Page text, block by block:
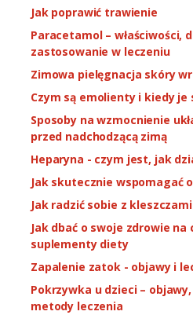
Jak poprawić trawienie
Paracetamol – właściwości,
zastosowanie w leczeniu
Zimowa pielęgnacja skóry
Czym są emolienty i kiedy je
Sposoby na wzmocnienie
przed nadchodzącą zimą
Heparyna - czym jest, jak
Jak skutecznie wspomagać
Jak radzić sobie z kleszczami
Jak dbać o swoje zdrowie
suplementy diety
Zapalenie zatok - objawy i
Pokrzywka u dzieci –
metody leczenia